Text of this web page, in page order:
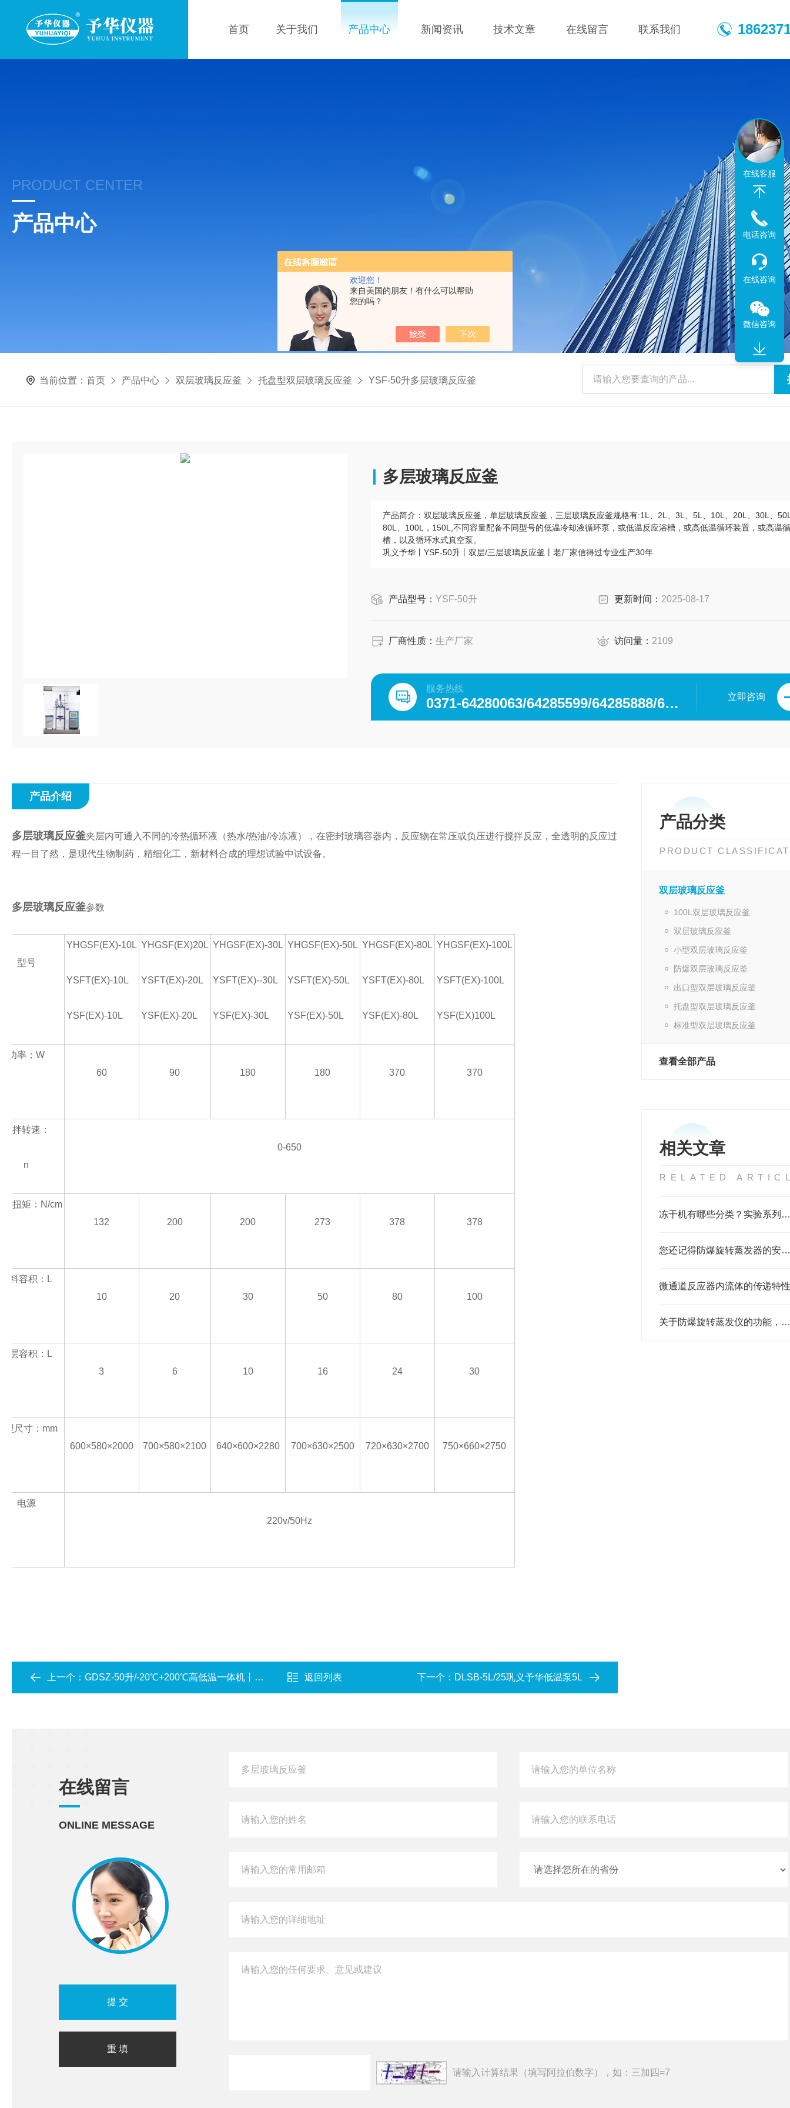
欢迎您！
来自美国的朋友！有什么可以帮助
您的吗？
首页 关于我们 产品中心 新闻资讯 技术文章 在线留言 联系我们
PRODUCT CENTER
产品中心
当前位置：首页 产品中心 双层玻璃反应釜 托盘型双层玻璃反应釜 YSF-50升多层玻璃反应釜
多层玻璃反应釜
产品简介： 双层玻璃反应釜，单层玻璃反应釜，三层玻璃反应釜规格有:1L、2L、3L、5L、10L、20L、30L、
80L、100L，150L,不同容量配备不同型号的低温冷却液循环泵，或低温反应浴槽，或高低温循环装置，或高温
槽，以及循环水式真空泵。
巩义予华丨YSF-50升丨双层/三层玻璃反应釜丨老厂家信得过专业生产30年
产品型号： YSF-50升 更新时间： 2025-08-17
厂商性质： 生产厂家 访问量： 2109
服务热线
0371-64280063/64285599/64285888/64285599/64285318/64285369/64285222 立即咨询
产品分类
PRODUCT
双层玻璃反应釜
100L双层玻璃反应釜
双层玻璃反应釜
小型双层玻璃反应釜
防爆双层玻璃反应釜
出口型双层玻璃反应釜
托盘型双层玻璃反应釜
标准型双层玻璃反应釜
查看全部产品
相关文章
RELATED
冻干机有哪些分类？实验系列又如何细分？
您还记得防爆旋转蒸发器的安装和操作步骤吗？
微通道反应器内流体的传递特性
关于防爆旋转蒸发仪的功能，你有什么想了解的
产品介绍
多层玻璃反应釜夹层内可通入不同的冷热循环液（热水/热油/冷冻液），在密封玻璃容器内，反应物在常压或负压进行搅拌反应，全透明的反应过
程一目了然，是现代生物制药，精细化工，新材料合成的理想试验中试设备。
多层玻璃反应釜参数
型号
YHGSF(EX)-10L
YSFT(EX)-10L
YSF(EX)-10L
YHGSF(EX)20L
YSFT(EX)-20L
YSF(EX)-20L
YHGSF(EX)-30L
YSFT(EX)--30L
YSF(EX)-30L
YHGSF(EX)-50L
YSFT(EX)-50L
YSF(EX)-50L
YHGSF(EX)-80L
YSFT(EX)-80L
YSF(EX)-80L
YHGSF(EX)-100L
YSFT(EX)-100L
YSF(EX)100L
功率；W
60
90 180 180 370 370
搅拌转速：
n
0-650
大扭矩：N/cm
132
200 200 273 378 378
物料容积：L
10
20 30 50 80 100
夹层容积：L
3
6 10 16 24 30
型尺寸：mm
600×580×2000
700×580×2100 640×600×2280 700×630×2500 720×630×2700 750×660×2750
电源
220v/50Hz
上一个： GDSZ-50升/-20℃+200℃高低温一体机丨全密闭循环使用安全丨控温精度高 返回列表 下一个： DLSB-5L/25巩义予华低温泵5L
在线留言
ONLINE MESSAGE
请输入计算结果（填写阿拉伯数字），如：三加四=7
在线客服
电话咨询
在线咨询
微信咨询